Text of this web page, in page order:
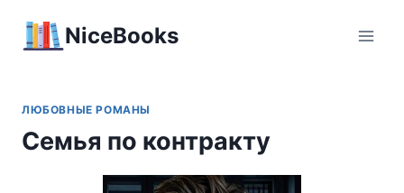
NiceBooks
ЛЮБОВНЫЕ РОМАНЫ
Семья по контракту